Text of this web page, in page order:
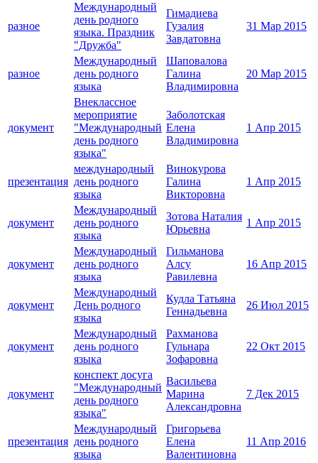
разное
Международный
день родного
языка. Праздник
"Дружба"
Гимадиева
Гузалия
Завдатовна
31 Мар 2015
разное
Международный
день родного
языка
Шаповалова
Галина
Владимировна
20 Мар 2015
документ
Внеклассное
мероприятие
"Международный
день родного
языка"
Заболотская
Елена
Владимировна
1 Апр 2015
презентация
международный
день родного
языка
Винокурова
Галина
Викторовна
1 Апр 2015
документ
Международный
день родного
языка
Зотова Наталия
Юрьевна
1 Апр 2015
документ
Международный
день родного
языка
Гильманова
Алсу
Равилевна
16 Апр 2015
документ
Международный
День родного
языка
Кудла Татьяна
Геннадьевна
26 Июл 2015
документ
Международный
день родного
языка
Рахманова
Гульнара
Зофаровна
22 Окт 2015
документ
конспект досуга
"Международный
день родного
языка"
Васильева
Марина
Александровна
7 Дек 2015
презентация
Международный
день родного
языка
Григорьева
Елена
Валентиновна
11 Апр 2016